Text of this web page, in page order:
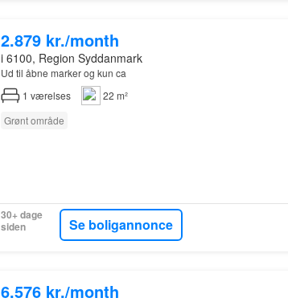
2.879 kr./month
i 6100, Region Syddanmark
Ud til åbne marker og kun ca
1 værelses
22 m²
Grønt område
30+ dage
siden
Se boligannonce
6.576 kr./month